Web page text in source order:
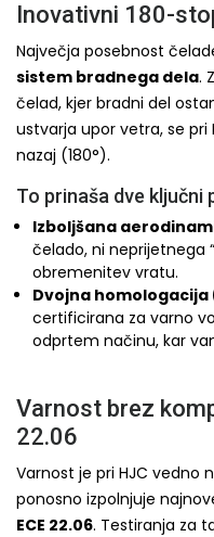
Inovativni 180-
Največja posebnost
sistem bradnega dela.
čelad, kjer bradni del
ustvarja upor vetra, se pri
nazaj (180°).
To prinaša dve ključni
Izboljšana
čelado, ni neprijetnega
obremenitev vratu.
Dvojna homologacija
certificirana za varno
odprtem načinu, kar
Varnost brez
22.06
Varnost je pri HJC vedno
ponosno izpolnjuje
ECE 22.06. Testiranja za